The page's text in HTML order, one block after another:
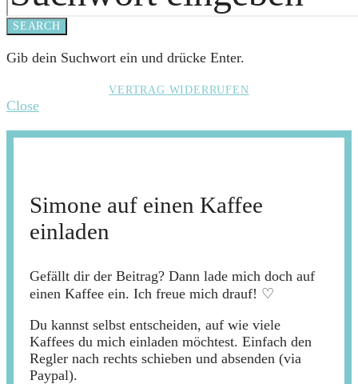
SEARCH
Gib dein Suchwort ein und drücke Enter.
VERTRAG WIDERRUFEN
Close
Simone auf einen Kaffee
einladen
Gefällt dir der Beitrag? Dann lade mich doch auf
einen Kaffee ein. Ich freue mich drauf! ♡
Du kannst selbst entscheiden, auf wie viele
Kaffees du mich einladen möchtest. Einfach den
Regler nach rechts schieben und absenden (via
Paypal).